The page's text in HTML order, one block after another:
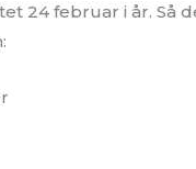
24 februar i år. Så